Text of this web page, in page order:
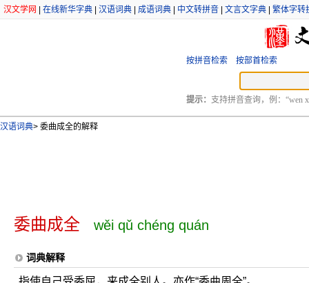
汉文学网 在线新华字典 汉语词典 成语词典 中文转拼音 文言文字典 繁体字转
按拼音检索 按部首检索
提示： 支持拼音查询，例：“wen
汉语词典> 委曲成全的解释
委曲成全 wěi qǔ chéng quán
词典解释